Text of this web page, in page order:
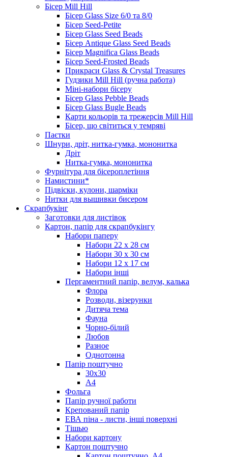
Бісер Mill Hill
Бісер Glass Size 6/0 та 8/0
Бісер Seed-Petite
Бісер Glass Seed Beads
Бісер Antique Glass Seed Beads
Бісер Magnifica Glass Beads
Бісер Seed-Frosted Beads
Прикраси Glass & Crystal Treasures
Гудзики Mill Hill (ручна работа)
Міні-набори бісеру
Бісер Glass Pebble Beads
Бісер Glass Bugle Beads
Карти кольорів та трежерсів Mill Hill
Бісер, що світиться у темряві
Паєтки
Шнури, дріт, нитка-гумка, мононитка
Дріт
Нитка-гумка, мононитка
Фурнітура для бісероплетіння
Намистини*
Підвіски, кулони, шарміки
Нитки для вышивки бисером
Скрапбукінг
Заготовки для листівок
Картон, папір для скрапбукінгу
Набори паперу
Набори 22 х 28 см
Набори 30 х 30 см
Набори 12 х 17 см
Набори інші
Пергаментний папір, велум, калька
Флора
Розводи, візерунки
Дитяча тема
Фауна
Чорно-білий
Любов
Разное
Однотонна
Папір поштучно
30х30
А4
Фольга
Папір ручної работи
Крепований папір
ЕВА піна - листи, інші поверхні
Тішью
Набори картону
Картон поштучно